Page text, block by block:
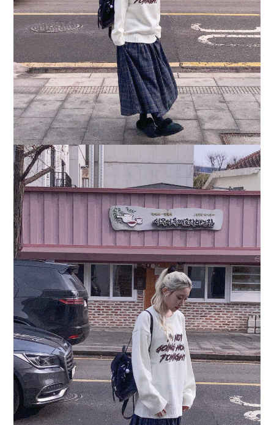
社交平台+
顧客服務+
私隱權政策
退換貨政策
條款及細則
聯絡我們+
+852 51014014
SUPPORT@CORNERC.CO
店舖位置+